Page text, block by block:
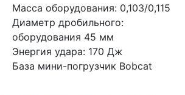
Масса оборудования: 0,103/0,115
Диаметр дробильного:
оборудования 45 мм
Энергия удара: 170 Дж
База мини-погрузчик Bobcat